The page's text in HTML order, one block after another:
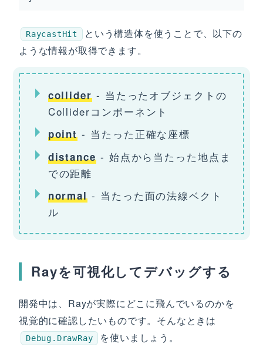
RaycastHit
という構造体を使うことで、以下の
ような情報が取得できます。
collider- 当たったオブジェクトの
Colliderコンポーネント
point - 当たった正確な座標
distance- 始点から当たった地点ま
での距離
normal - 当たった面の法線ベクト
ル
Rayを可視化してデバッグする
開発中は、Rayが実際にどこに飛んでいるのかを
視覚的に確認したいものです。そんなときは
Debug.DrawRay を使いましょう。